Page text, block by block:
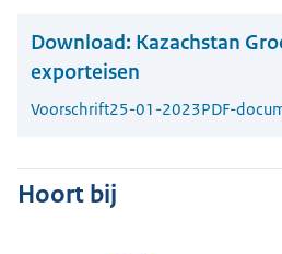
Download: Kazachstan
exporteisen
Voorschrift25-01-2023PDF-
Hoort bij